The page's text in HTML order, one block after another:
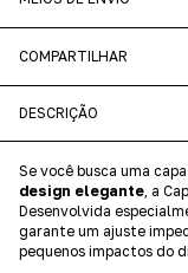
COMPARTILHAR
DESCRIÇÃO
Se você busca uma
design elegante , a
Desenvolvida
garante um ajuste
pequenos impactos do